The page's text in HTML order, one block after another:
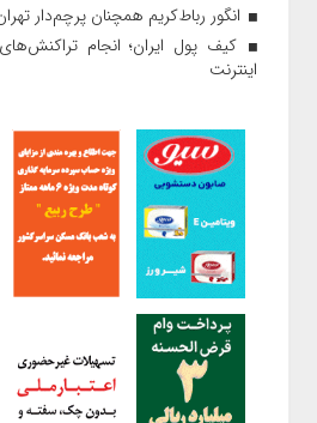
انگور رباط‌کریم همچنان پرچم‌دار
کیف پول ایران؛ انجام
اینترنت